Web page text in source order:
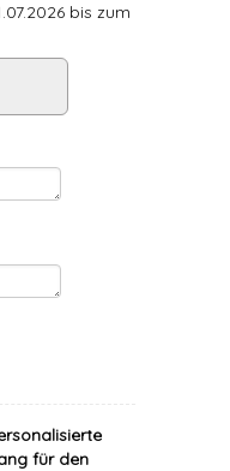
bis zum
für den